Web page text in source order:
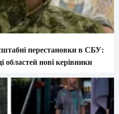
перестановки в СБУ:
областей нові керівники